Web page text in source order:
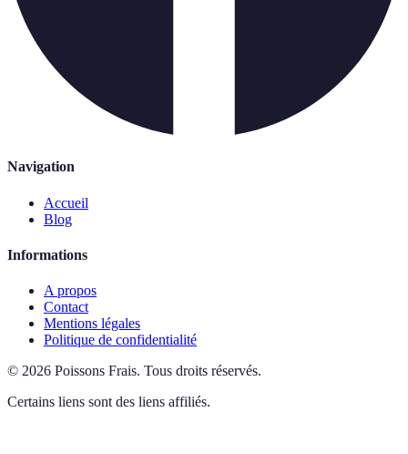
Navigation
Accueil
Blog
Informations
A propos
Contact
Mentions légales
Politique de confidentialité
© 2026 Poissons Frais. Tous droits réservés.
Certains liens sont des liens affiliés.